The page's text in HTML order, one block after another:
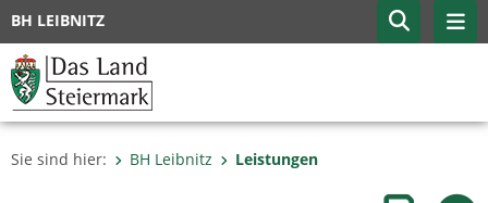
BH LEIBNITZ
Sie sind hier: BH Leibnitz Leistungen